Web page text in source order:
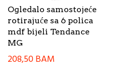
Ogledalo samostojeće
rotirajuće sa 6 polica
mdf bijeli Tendance
MG
208,50BAM